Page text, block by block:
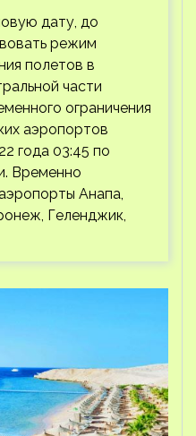
дату, до
режим
полетов в
части
ограничения
аэропортов
года 03:45 по
Временно
Анапа,
Геленджик,